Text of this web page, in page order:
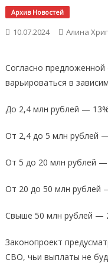
Архив Новостей
10.07.2024 Алина
Согласно
варьироваться в
До 2,4 млн рублей — 13%
От 2,4 до 5 млн рублей
От 5 до 20 млн рублей —
От 20 до 50 млн рублей
Свыше 50 млн рублей —
Законопроект
СВО, чьи выплаты не